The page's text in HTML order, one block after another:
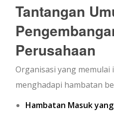
Tantangan
Perusahaan
Organisasi yang memulai
menghadapi hambatan
Hambatan Masuk